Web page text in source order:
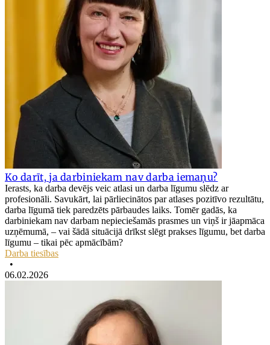
Ko darīt, ja darbiniekam nav darba iemaņu?
Ierasts, ka darba devējs veic atlasi un darba līgumu slēdz ar
profesionāli. Savukārt, lai pārliecinātos par atlases pozitīvo rezultātu,
darba līgumā tiek paredzēts pārbaudes laiks. Tomēr gadās, ka
darbiniekam nav darbam nepieciešamās prasmes un viņš ir jāapmāca
uzņēmumā, – vai šādā situācijā drīkst slēgt prakses līgumu, bet darba
līgumu – tikai pēc apmācībām?
Darba tiesības
•
06.02.2026